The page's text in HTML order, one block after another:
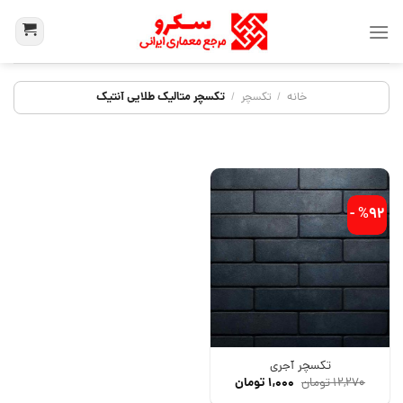
خانه / تکسچر / تکسچر متالیک طلایی آنتیک
%92 -
تکسچر آجری
۱۲,۲۷۰تومان ۱,۰۰۰تومان